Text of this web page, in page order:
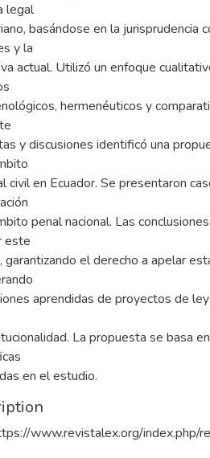
legal
basándose en la jurisprudencia
y la
actual. Utilizó un enfoque
hermenéuticos y
y discusiones identificó una
civil en Ecuador. Se presentaron
penal nacional. Las
este
garantizando el derecho a apelar
aprendidas de proyectos de
La propuesta se basa
en el estudio.
www.revistalex.org/